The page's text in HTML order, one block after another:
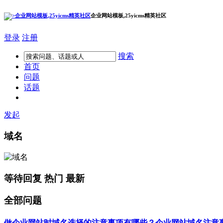
企业网站模板,25yicms精英社区
登录 注册
搜索
首页
问题
话题
发起
域名
等待回复 热门 最新
全部问题